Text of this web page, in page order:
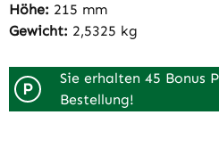
Höhe: 215 mm
Gewicht: 2,5325 kg
P
Sie erhalten 45 Bonus
Bestellung!